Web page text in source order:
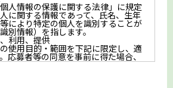
人情報の保護に関する法律」に規定
に関する情報であって、氏名、生年
により特定の個人を識別することが
別情報）を指します。
利用、提供
使用目的・範囲を下記に限定し、適
応募者等の同意を事前に得た場合、
れた場合を除き、個人情報を第三者
問い合わせに対応・管理するため